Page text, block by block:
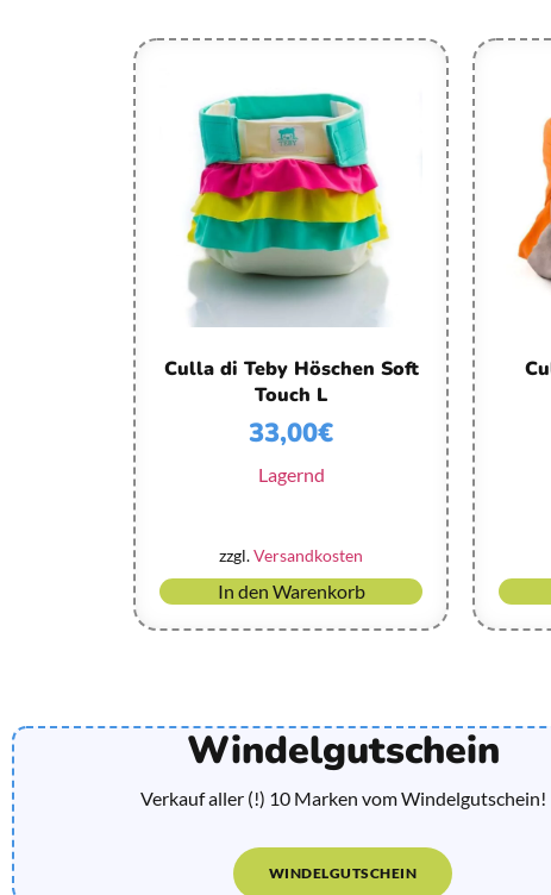
Culla di Teby Höschen Soft
Touch L
33,00€
Lagernd
zzgl.Versandkosten
In den Warenkorb
Windelgutschein
Verkauf aller (!) 10 Marken vom Windelgutschein!
WINDELGUTSCHEIN